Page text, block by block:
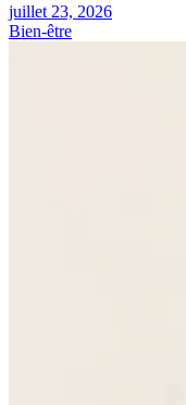
juillet 23, 2026
Bien-être